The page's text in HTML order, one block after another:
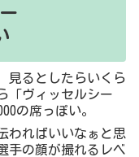
見るとしたらいくら
「ヴィッセルシー
の席っぽい。
わればいいなぁと思
手の顔が撮れるレベ